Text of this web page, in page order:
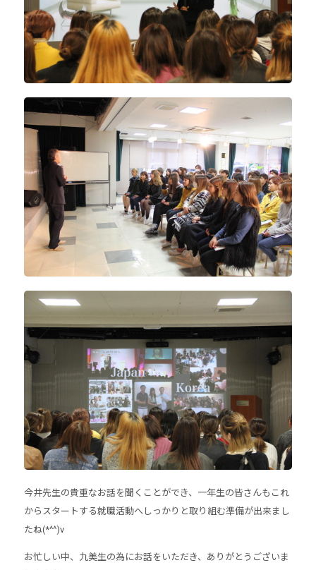
今井先生の貴重なお話を聞くことができ、一年生の皆さんもこれ
からスタートする就職活動へしっかりと取り組む準備が出来まし
たね(*^^)v
お忙しい中、九美生の為にお話をいただき、ありがとうございま